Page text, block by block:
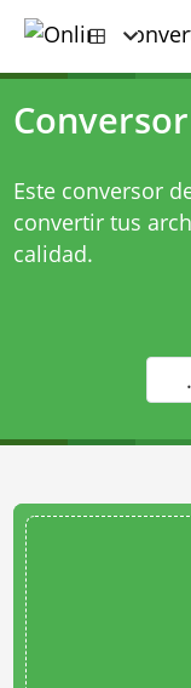
Conversor
Este conversor
convertir tus
calidad.